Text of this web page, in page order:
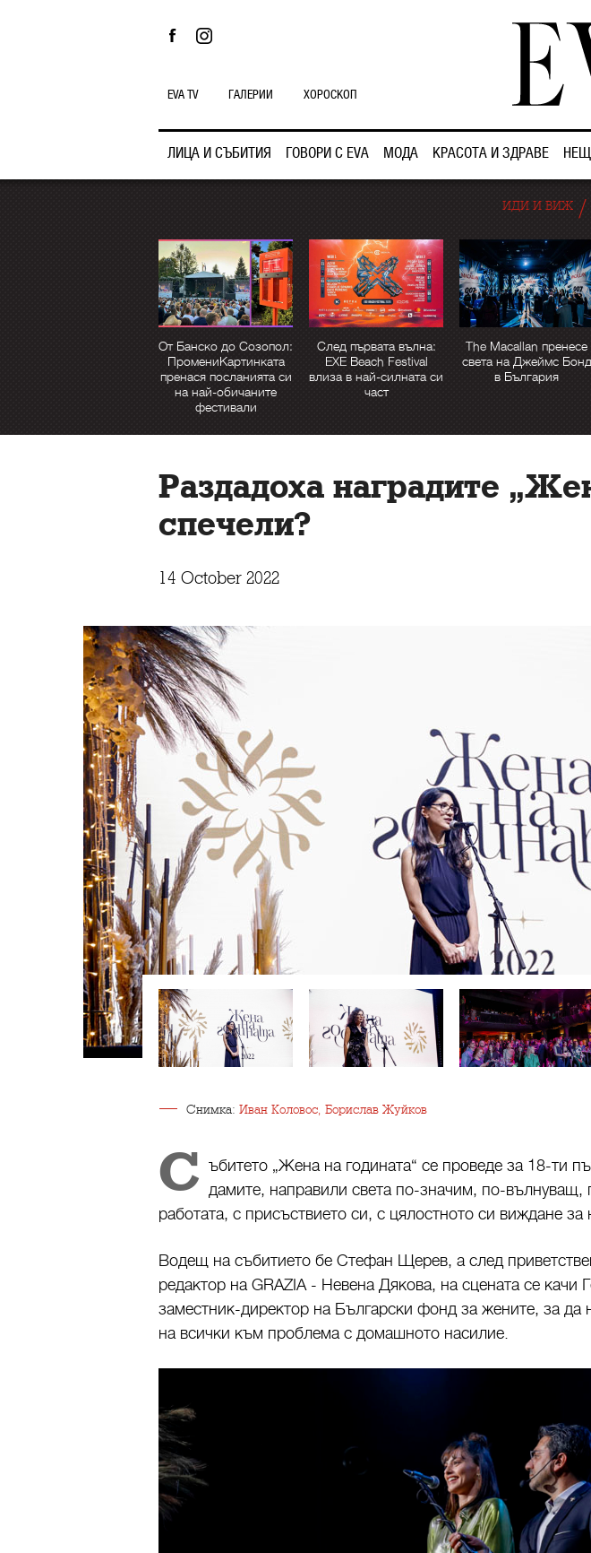
ЛИЦА И СЪБИТИЯ ГОВОРИ С EVA МОДА КРАСОТА И ЗДРАВЕ
EVA TV ГАЛЕРИИ ХОРОСКОП
ИДИ И ВИЖ/
От Банско до Созопол:
ПромениКартинката
пренася посланията си
на най-обичаните
фестивали
След първата вълна:
EXE Beach Festival
влиза в най-силната си
част
The Macallan пренесе
света на Джеймс Бонд
в България
Раздадоха наградите
спечели?
14 October 2022
Снимка: Иван Коловос, Борислав Жуйков
С ъбитето „Жена на годината“ се проведе за 18-ти
дамите, направили света по-значим, по-вълнуващ,
работата, с присъствието си, с цялостното си виждане за
Водещ на събитието бе Стефан Щерев, а след
редактор на GRAZIA - Невена Дякова, на сцената се качи
заместник-директор на Български фонд за жените, за да
на всички към проблема с домашното насилие.